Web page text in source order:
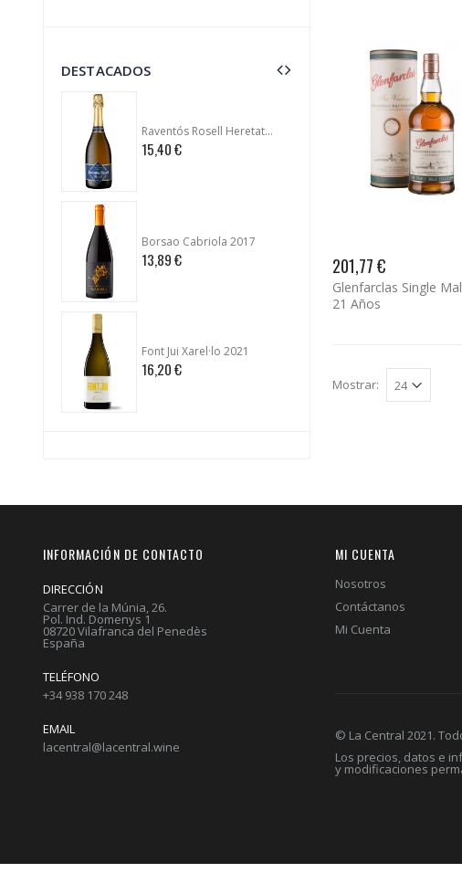
201,77 €
Glenfarclas Single
21 Años
Mostrar:
DESTACADOS
Raventós Rosell Heretat Reserva
15,40 €
Borsao Cabriola 2017
13,89 €
Font Jui Xarel·lo 2021
16,20 €
96,90 €
15,85 €
11,50 €
INFORMACIÓN DE CONTACTO
DIRECCIÓN
Carrer de la Múnia, 26.
Pol. Ind. Domenys 1
08720 Vilafranca del Penedès
España
TELÉFONO
+34 938 170 248
EMAIL
lacentral@lacentral.wine
MI CUENTA
Nosotros
Contáctanos
Mi Cuenta
© La Central 2021.
Los precios, datos e
y modificaciones